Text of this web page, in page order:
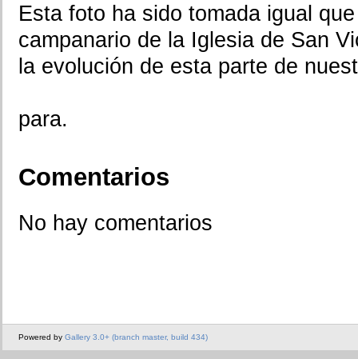
Esta foto ha sido tomada igual
campanario de la Iglesia de San
la evolución de esta parte de
para.
Comentarios
No hay comentarios
Powered by Gallery 3.0+ (branch master, build 434)